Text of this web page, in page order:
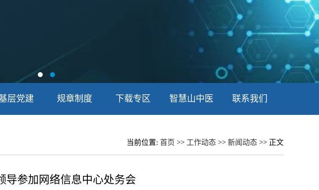
层党建 规章制度 下载专区 智慧山中医 联系我们
当前位置: 首页 >> 工作动态 >> 新闻动态 >> 正文
导参加网络信息中心处务会